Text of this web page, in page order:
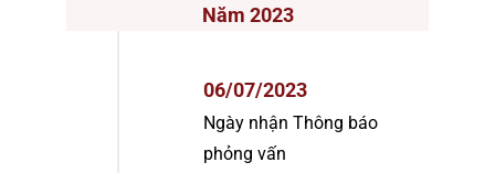
Năm 2023
06/07/2023
Ngày nhận Thông báo
phỏng vấn